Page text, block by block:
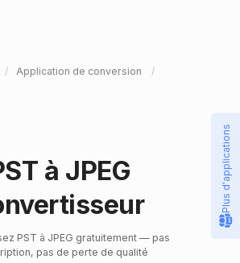
Application de conversion
à JPEG
PST à JPEG gratuitement — pas
pas de perte de qualité
Plus d'applications